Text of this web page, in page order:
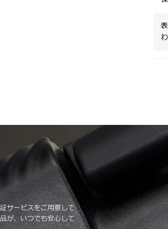
サービスをご用意して
が、いつでも安心して